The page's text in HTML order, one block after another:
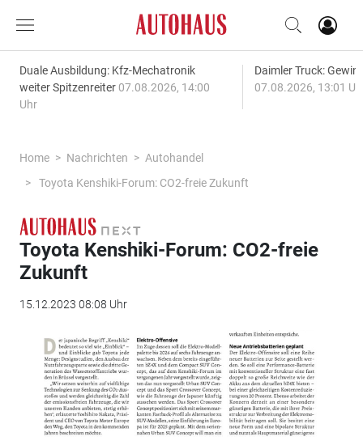
Duale Ausbildung: Kfz-Mechatronik
weiter Spitzenreiter 07.08.2026, 14:00
Uhr
Daimler Truck:
07.08.2026, 13:01
Home Nachrichten
Autohandel
Toyota Kenshiki-Forum: CO2-freie Zukunft
Toyota Kenshiki-Forum: CO2-freie
Zukunft
15.12.2023 08:08 Uhr